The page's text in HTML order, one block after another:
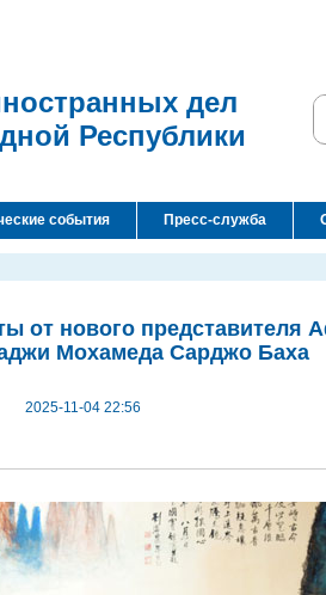
дел
Республики
события Пресс-служба
от нового представителя
Мохамеда Сарджо Баха
2025-11-04 22:56